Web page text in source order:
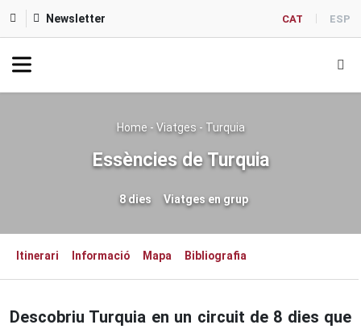
Newsletter CAT ESP
Home - Viatges - Turquia
Essències de Turquia
8 dies Viatges en grup
Itinerari Informació Mapa Bibliografia
Descobriu Turquia en un circuit de 8 dies que